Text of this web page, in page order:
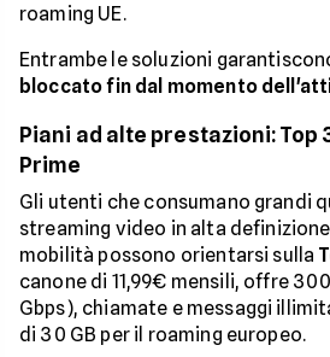
roaming UE.
Entrambe le soluzioni
bloccato fin dal momento
Piani ad alte prestazioni: Top
Prime
Gli utenti che consumano grandi
streaming video in alta
mobilità possono orientarsi sulla
canone di 11,99€ mensili, offre
Gbps), chiamate e messaggi
di 30 GB per il roaming europeo.